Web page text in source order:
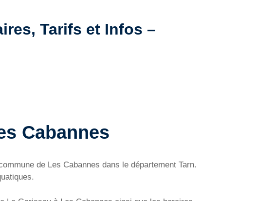
Tarifs et Infos –
Cabannes
de Les Cabannes dans le département Tarn.